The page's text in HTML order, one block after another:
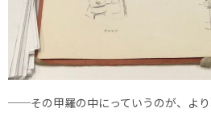
──その甲羅の中にっていうのが、より